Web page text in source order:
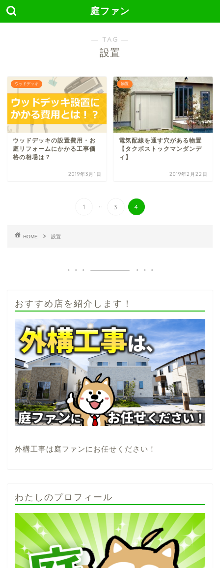
庭ファン
― TAG ―
設置
ウッドデッキ
ウッドデッキの設置費用・お
庭リフォームにかかる工事価
格の相場は？
2019年3月1日
物置
電気配線を通す穴がある物置
【タクボストックマンダンデ
ィ】
2019年2月22日
1 ... 3 4
HOME 設置
おすすめ店を紹介します！
外構工事は庭ファンにお任せください！
わたしのプロフィール